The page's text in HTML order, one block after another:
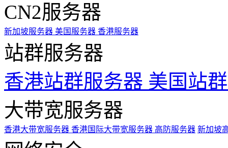
CN2服务器
新加坡服务器 美国服务器 香港服务器
站群服务器
香港站群服务器 美国站
大带宽服务器
香港大带宽服务器 香港国际大带宽服务器 高防服务器 新加坡